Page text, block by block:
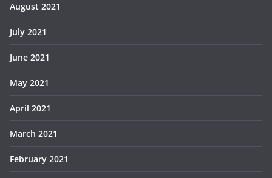
August 2021
July 2021
June 2021
May 2021
April 2021
March 2021
February 2021